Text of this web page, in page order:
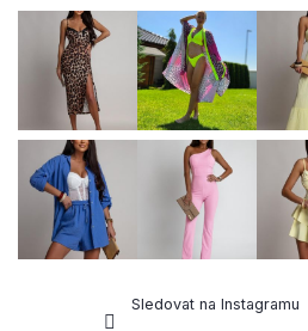
Sledovat na Instagramu